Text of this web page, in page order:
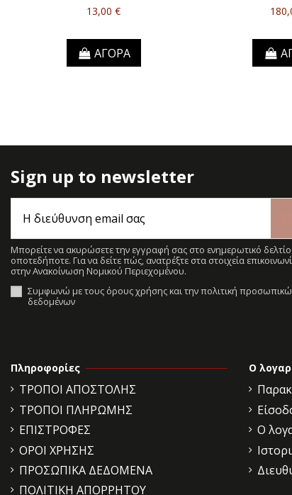
13,00 €
ΑΓΟΡΑ
Sign up to newsletter
Μπορείτε να ακυρώσετε την εγγραφή σας στο ενημερωτικό δελτίο
οποτεδήποτε. Για να δείτε πώς, ανατρέξτε στα στοιχεία
στην Ανακοίνωση Νομικού Περιεχομένου.
Συμφωνώ με τους όρους χρήσης και την πολιτική
δεδομένων
Πληροφορίες
ΤΡΟΠΟΙ ΑΠΟΣΤΟΛΗΣ
ΤΡΟΠΟΙ ΠΛΗΡΩΜΗΣ
ΕΠΙΣΤΡΟΦΕΣ
ΟΡΟΙ ΧΡΗΣΗΣ
ΠΡΟΣΩΠΙΚΑ ΔΕΔΟΜΕΝΑ
ΠΟΛΙΤΙΚΗ ΑΠΟΡΡΗΤΟΥ
Ο
Ο